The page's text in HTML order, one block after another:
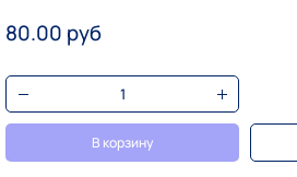
80.00 руб
В корзину